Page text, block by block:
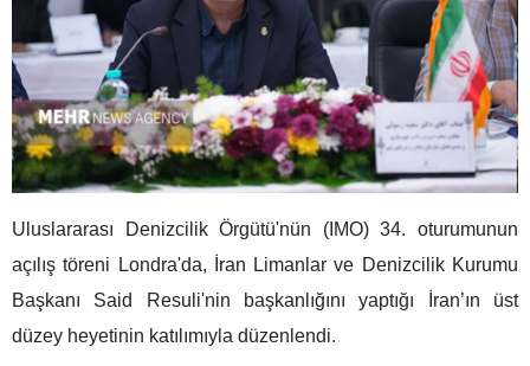
Uluslararası Denizcilik Örgütü'nün (IMO) 34. oturumunun
açılış töreni Londra'da, İran Limanlar ve Denizcilik Kurumu
Başkanı Said Resuli'nin başkanlığını yaptığı İran’ın üst
düzey heyetinin katılımıyla düzenlendi.